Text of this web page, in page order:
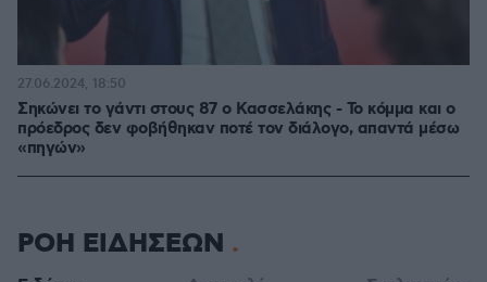
Σηκώνει το γάντι στους 87 ο Κασσελάκης - Το κόμμα και ο
πρόεδρος δεν φοβήθηκαν ποτέ τον διάλογο, απαντά μέσω
«πηγών»
27.06.2024, 18:50
ΡΟΗ ΕΙΔΗΣΕΩΝ